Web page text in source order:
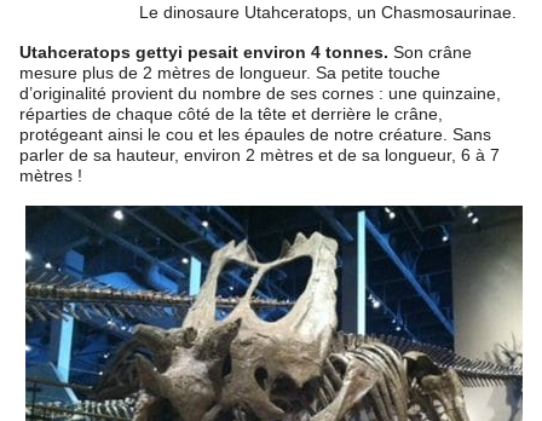
Le dinosaure Utahceratops, un Chasmosaurinae.
Utahceratops gettyi pesait environ 4 tonnes. Son crâne
mesure plus de 2 mètres de longueur. Sa petite touche
d’originalité provient du nombre de ses cornes : une quinzaine,
réparties de chaque côté de la tête et derrière le crâne,
protégeant ainsi le cou et les épaules de notre créature. Sans
parler de sa hauteur, environ 2 mètres et de sa longueur, 6 à 7
mètres !